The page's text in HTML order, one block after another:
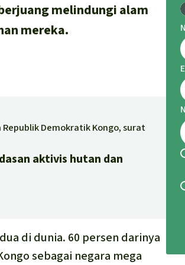
melindungi alam
mereka.
Demokratik Kongo, surat
aktivis hutan dan
di dunia. 60 persen darinya
sebagai negara mega